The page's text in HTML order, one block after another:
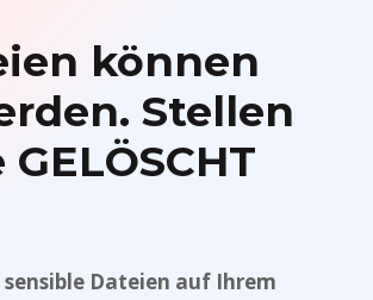
können
Stellen
Dateien auf Ihrem